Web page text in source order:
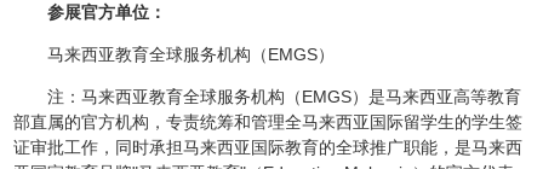
参展官方单位：
马来西亚教育全球服务机构（EMGS）
注：马来西亚教育全球服务机构（EMGS）是马来西亚高等教育
部直属的官方机构，专责统筹和管理全马来西亚国际留学生的学生签
证审批工作，同时承担马来西亚国际教育的全球推广职能，是马来西